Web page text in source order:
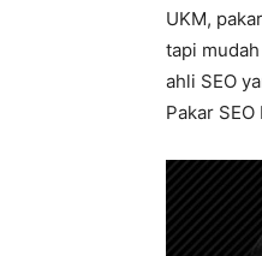
UKM,
tapi
ahli SEO
Pakar